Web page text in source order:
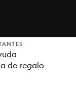
de regalo